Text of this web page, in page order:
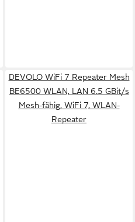
DEVOLO WiFi 7 Repeater Mesh
BE6500 WLAN, LAN 6.5 GBit/s
Mesh-fähig, WiFi 7, WLAN-
Repeater